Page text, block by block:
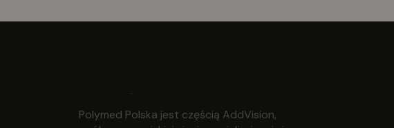
Polymed Polska jest częścią AddVision,